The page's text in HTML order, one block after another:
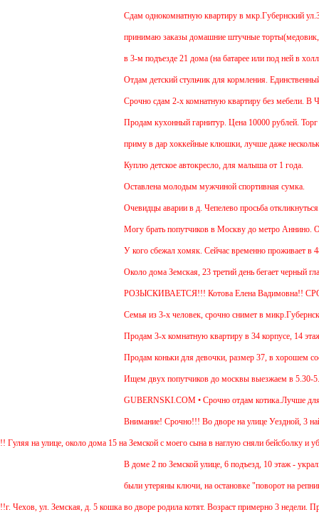
Cдам однокомнатную квартиру в мкр.Губернский
принимаю заказы домашние штучные торты(медовик,
в 3-м подъезде 21 дома (на батарее или под ней в
Отдам детский стульчик для кормления. Единственный
Срочно сдам 2-х комнатную квартиру без мебели. В
Продам кухонный гарнитур. Цена 10000 рублей. Торг
приму в дар хоккейные клюшки, лучше даже несколько:)
Куплю детское автокресло, для малыша от 1 года.
Оставлена молодым мужчиной спортивная сумка.
Очевидцы аварии в д. Чепелево просьба откликнуться.
Могу брать попутчиков в Москву до метро Аннино.
У кого сбежал хомяк. Сейчас временно проживает в 48
Около дома Земская, 23 третий день бегает черный
РОЗЫСКИВАЕТСЯ!!! Котова Елена Вадимовна!!
Семья из 3-х человек, срочно снимет в
Продам 3-х комнатную квартиру в 34 корпусе, 14
Продам коньки для девочки, размер 37, в хорошем
Ищем двух попутчиков до москвы выезжаем в 5.30-
GUBERNSKI.COM • Срочно отдам котика.Лучше для
Внимание! Срочно!!! Во дворе на улице Уездной, 3
улице, около дома 15 на Земской с моего сына в наглую сняли бейсболку и
В доме 2 по Земской улице, 6 подъезд, 10 этаж - украли
были утеряны ключи, на остановке "поворот на
ул. Земская, д. 5 кошка во дворе родила котят. Возраст примерно 3 недели.